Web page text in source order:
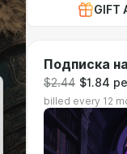
GIFT
Подписка
$2.44 $1.84
billed every 12